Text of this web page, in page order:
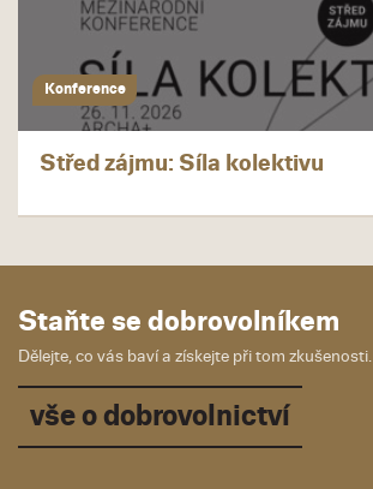
Konference
Střed zájmu: Síla kolektivu
Staňte se dobrovolníkem
Dělejte, co vás baví a získejte při tom zkušenosti.
vše o dobrovolnictví